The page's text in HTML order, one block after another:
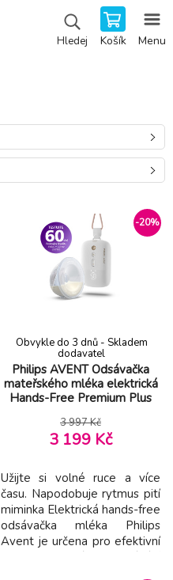
Hledej Košík Menu
-20%
Philips AVENT Odsávačka
mateřského mléka elektrická
Hands-Free Premium Plus
Obvykle do 3 dnů - Skladem
dodavatel
3 997 Kč
3 199 Kč
Užijte si volné ruce a více
času. Napodobuje rytmus pití
miminka Elektrická hands-free
odsávačka mléka Philips
Avent je určena pro efektivní